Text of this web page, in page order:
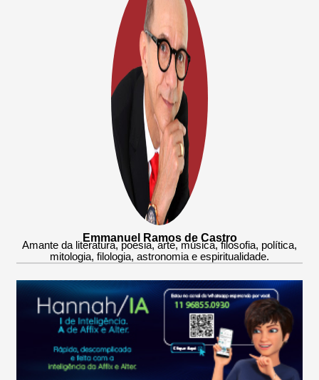
Emmanuel Ramos de Castro
Amante da literatura, poesia, arte, música, filosofia, política,
mitologia, filologia, astronomia e espiritualidade.